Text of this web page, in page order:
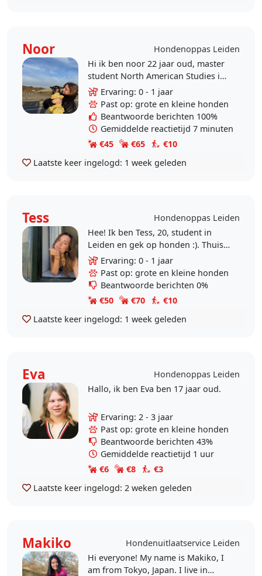
Noor
Hondenoppas Leiden
Hi ik ben noor 22 jaar oud, master
student North American Studies in
Leiden en dol op honden. Helaas is
mijn lieve vriendinnetje Miep in
april..
Ervaring: 0 - 1 jaar
Past op: grote en kleine honden
Beantwoorde berichten 100%
Gemiddelde reactietijd 7 minuten
€45
€65
€10
Laatste keer ingelogd: 1 week geleden
Tess
Hondenoppas Leiden
Hee! Ik ben Tess, 20, student in
Leiden en gek op honden :). Thuis
heb ik altijd honden gehad en ik
vind het heerlijk om te wandelen. Ik
werk in de..
Ervaring: 0 - 1 jaar
Past op: grote en kleine honden
Beantwoorde berichten 0%
€50
€70
€10
Laatste keer ingelogd: 1 week geleden
Eva
Hondenoppas Leiden
Hallo, ik ben Eva ben 17 jaar oud.
Ervaring: 2 - 3 jaar
Past op: grote en kleine honden
Beantwoorde berichten 43%
Gemiddelde reactietijd 1 uur
€6
€8
€3
Laatste keer ingelogd: 2 weken geleden
Makiko
Hondenuitlaatservice Leiden
Hi everyone! My name is Makiko, I
am from Tokyo, Japan. I live in